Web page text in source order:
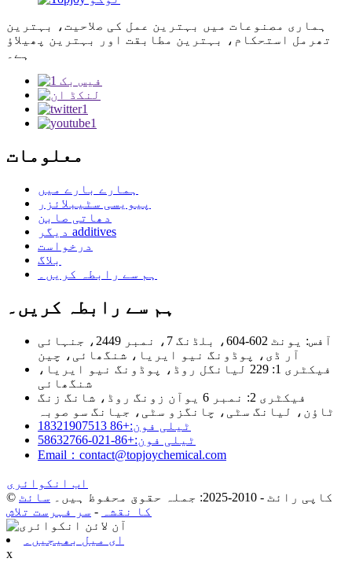
ہماری مصنوعات میں بہترین عمل کی صلاحیت، بہترین
تھرمل استحکام، بہترین مطابقت اور بہترین پھیلاؤ
ہے۔
معلومات
ہمارے بارے میں
پیویسی سٹیبلائزر
دھاتی صابن
دیگر additives
درخواست
بلاگ
ہم سے رابطہ کریں۔
ہم سے رابطہ کریں۔
آفس: یونٹ 602-604، بلڈنگ 7، نمبر 2449، جنہائی
آر ڈی، پوڈونگ نیو ایریا، شنگھائی، چین
فیکٹری 1: 229 لیانگل روڈ، پوڈونگ نیو ایریا،
شنگھائی
فیکٹری 2: نمبر 6 یوآن زونگ روڈ، شانگ زنگ
ٹاؤن، لیانگ سٹی، چانگزو سٹی، جیانگ سو صوبہ
ٹیلی فون:+86 18321907513
ٹیلی فون:+86-021-58632766
Email：contact@topjoychemical.com
اب انکوائری
© کاپی رائٹ - 2010-2025: جملہ حقوق محفوظ ہیں۔
سائٹ
کا نقشہ
- سر فہرست تلاش
ای میل بھیجیں۔
x